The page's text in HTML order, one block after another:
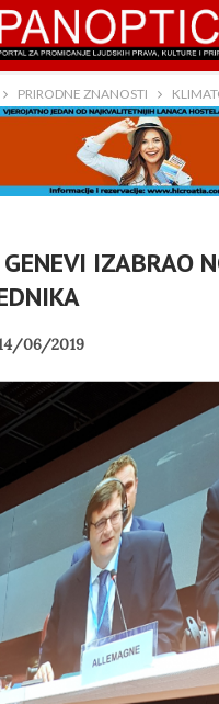
PRIRODNE ZNANOSTI
IZABRAO
06/2019